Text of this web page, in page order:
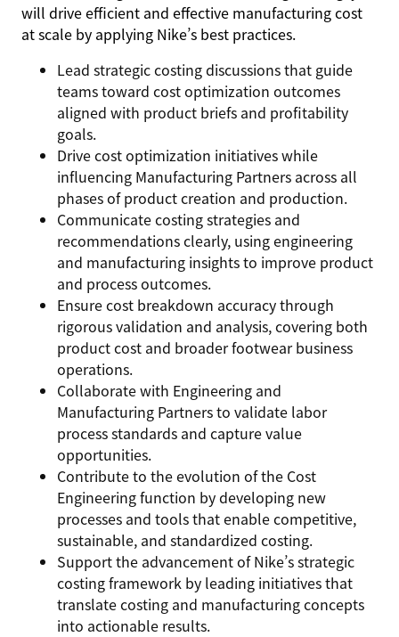
will drive efficient and effective manufacturing cost
at scale by applying Nike’s best practices.
Lead strategic costing discussions that guide
teams toward cost optimization outcomes
aligned with product briefs and profitability
goals.
Drive cost optimization initiatives while
influencing Manufacturing Partners across all
phases of product creation and production.
Communicate costing strategies and
recommendations clearly, using engineering
and manufacturing insights to improve product
and process outcomes.
Ensure cost breakdown accuracy through
rigorous validation and analysis, covering both
product cost and broader footwear business
operations.
Collaborate with Engineering and
Manufacturing Partners to validate labor
process standards and capture value
opportunities.
Contribute to the evolution of the Cost
Engineering function by developing new
processes and tools that enable competitive,
sustainable, and standardized costing.
Support the advancement of Nike’s strategic
costing framework by leading initiatives that
translate costing and manufacturing concepts
into actionable results.